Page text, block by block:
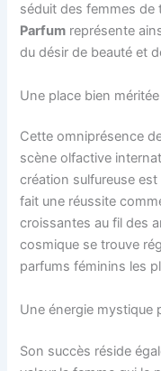
séduit des femmes de
Parfum représente
du désir de beauté et
Une place bien
Cette omniprésence de
scène olfactive
création sulfureuse
fait une réussite
croissantes au fil des
cosmique se trouve
parfums féminins les
Une énergie mystique
Son succès réside